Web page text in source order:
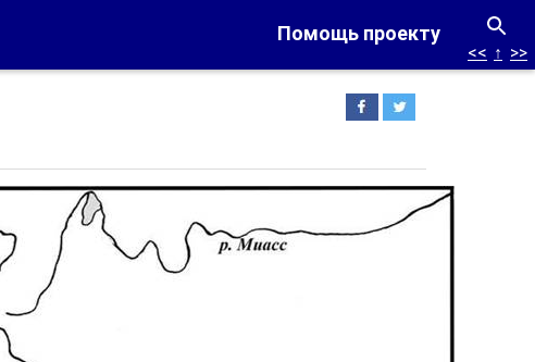
Помощь проекту
<< ↑ >>